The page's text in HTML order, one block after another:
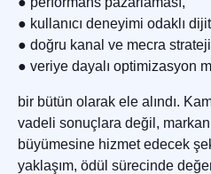
● kullanıcı deneyimi odaklı
● doğru kanal ve mecra
● veriye dayalı optimizasyon
bir bütün olarak ele alındı.
vadeli sonuçlara değil,
büyümesine hizmet edecek
yaklaşım, ödül sürecinde